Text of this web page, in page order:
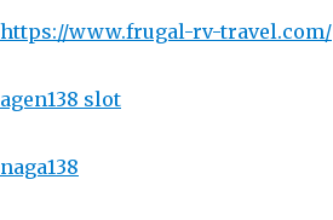
https://www.frugal-rv-travel.com/
agen138 slot
naga138